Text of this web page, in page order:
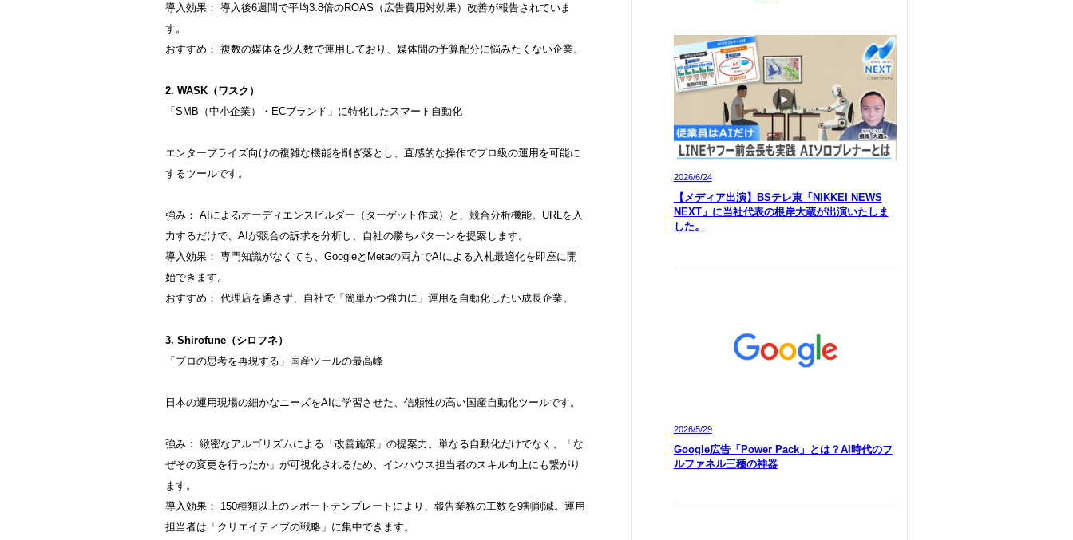
導入効果： 導入後6週間で平均3.8倍のROAS（広告費用対効果）改善が報告されていま
す。
おすすめ： 複数の媒体を少人数で運用しており、媒体間の予算配分に悩みたくない企業。
2. WASK（ワスク）
「SMB（中小企業）・ECブランド」に特化したスマート自動化
エンタープライズ向けの複雑な機能を削ぎ落とし、直感的な操作でプロ級の運用を可能に
するツールです。
強み： AIによるオーディエンスビルダー（ターゲット作成）と、競合分析機能。URLを入
力するだけで、AIが競合の訴求を分析し、自社の勝ちパターンを提案します。
導入効果： 専門知識がなくても、GoogleとMetaの両方でAIによる入札最適化を即座に開
始できます。
おすすめ： 代理店を通さず、自社で「簡単かつ強力に」運用を自動化したい成長企業。
3. Shirofune（シロフネ）
「プロの思考を再現する」国産ツールの最高峰
日本の運用現場の細かなニーズをAIに学習させた、信頼性の高い国産自動化ツールです。
強み： 緻密なアルゴリズムによる「改善施策」の提案力。単なる自動化だけでなく、「な
ぜその変更を行ったか」が可視化されるため、インハウス担当者のスキル向上にも繋がり
ます。
導入効果： 150種類以上のレポートテンプレートにより、報告業務の工数を9割削減。運用
担当者は「クリエイティブの戦略」に集中できます。
2026/6/24
【メディア出演】BSテレ東「NIKKEI NEWS
NEXT」に当社代表の根岸大蔵が出演いたしま
した。
2026/5/29
Google広告「Power Pack」とは？AI時代のフ
ルファネル三種の神器